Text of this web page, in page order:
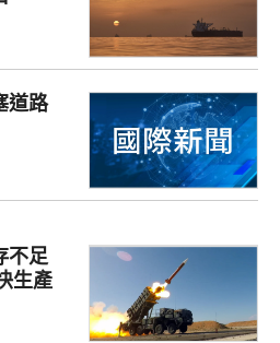
道路
不足
生產